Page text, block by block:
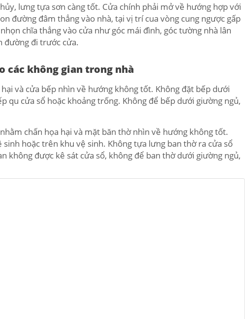
lưng tựa sơn càng tốt. Cửa chính phải mở về hướng hợp với
đường đâm thẳng vào nhà, tại vị trí cua vòng cung ngược gấp
chĩa thẳng vào cửa như góc mái đình, góc tường nhà lân
đường đi trước cửa.
các không gian trong nhà
và cửa bếp nhìn về hướng không tốt. Không đặt bếp dưới
qu cửa sổ hoặc khoảng trống. Không để bếp dưới giường ngủ,
chấn họa hại và mặt băn thờ nhìn về hướng không tốt.
hoặc trên khu vệ sinh. Không tựa lưng ban thờ ra cửa sổ
không được kê sát cửa sổ, không để ban thờ dưới giường ngủ,